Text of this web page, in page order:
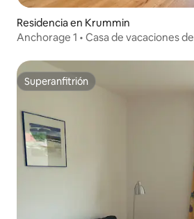
Residencia en Krummin
Anchorage 1 • Casa de vacaciones
Superanfitrión
Superanfitrión